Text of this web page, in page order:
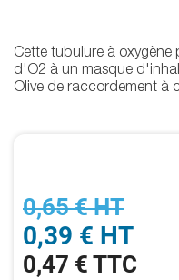
0,65 € HT
0,39 € HT
0,47 € TTC
Cette tubulure à
d'O2 à un masque
Olive de raccordement à